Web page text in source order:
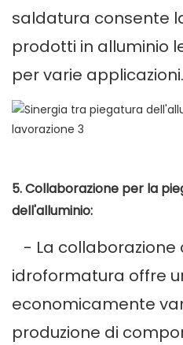
saldatura consente
prodotti in alluminio
per varie applicazioni.
5. Collaborazione per la
dell'alluminio:
- La collaborazione
idroformatura offre
economicamente
produzione di